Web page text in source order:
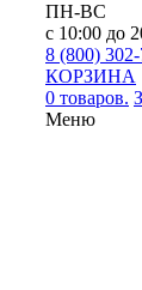
ПН-ВС
с 10:00 до
8 (800)
КОРЗИНА
0 товаров.
Меню